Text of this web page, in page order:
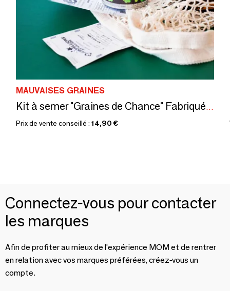
MAUVAISES GRAINES
Kit à semer "Graines de Chance" Fabriqué en France
Prix de vente conseillé : 14,90 €
Connectez-vous pour contacter
les marques
Afin de profiter au mieux de l'expérience MOM et de rentrer
en relation avec vos marques préférées, créez-vous un
compte.